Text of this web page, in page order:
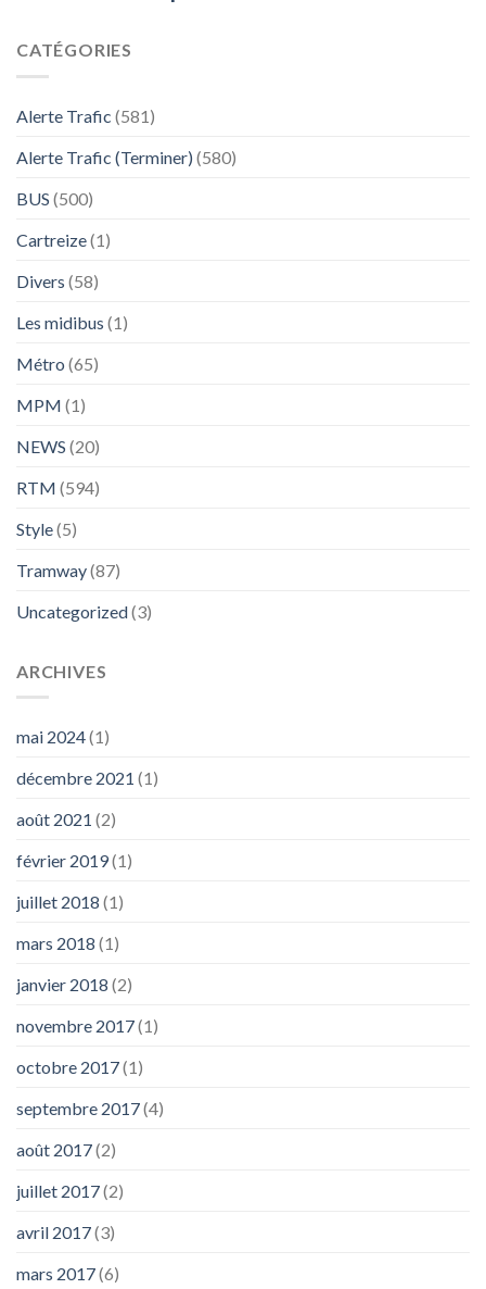
CATÉGORIES
Alerte Trafic (581)
Alerte Trafic (Terminer) (580)
BUS (500)
Cartreize(1)
Divers (58)
Les midibus (1)
Métro (65)
MPM (1)
NEWS (20)
RTM (594)
Style(5)
Tramway(87)
Uncategorized(3)
ARCHIVES
mai 2024(1)
décembre 2021 (1)
août 2021 (2)
février 2019(1)
juillet 2018 (1)
mars 2018 (1)
janvier 2018 (2)
novembre 2017(1)
octobre 2017(1)
septembre 2017(4)
août 2017(2)
juillet 2017(2)
avril 2017(3)
mars 2017(6)